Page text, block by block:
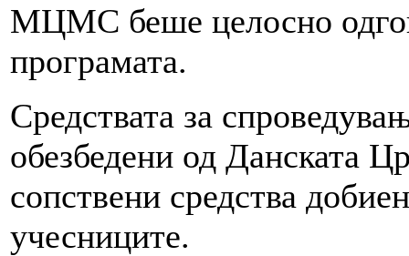
МЦМС беше целосно
програмата.
Средствата за
обезбедени од Данската
сопствени средства
учесниците.